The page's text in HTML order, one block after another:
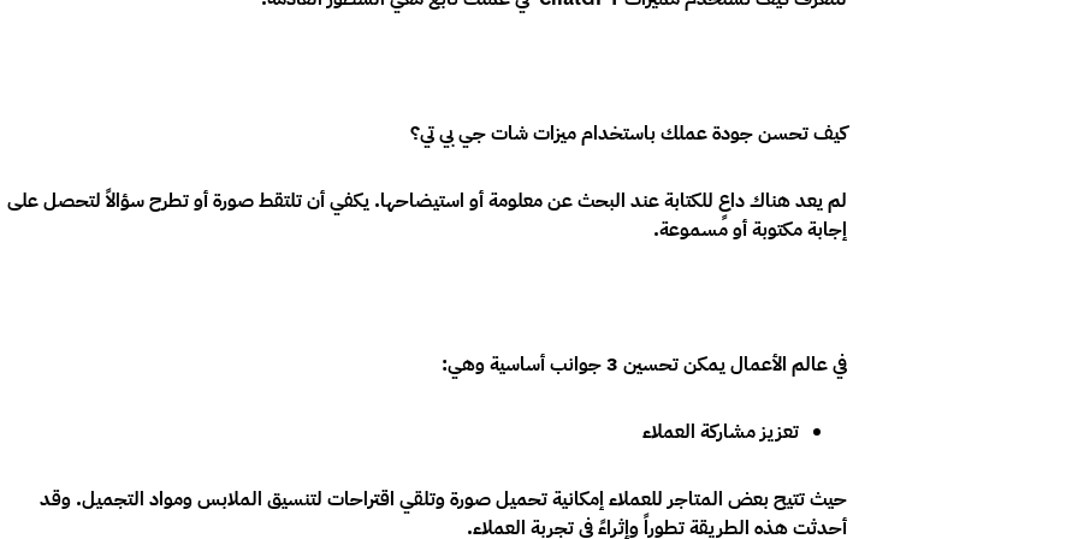
كيف تحسن جودة عملك باستخدام ميزات شات جي بي تي؟
لم يعد هناك داعٍ للكتابة عند البحث عن معلومة أو استيضاحها. يكفي أن تلتقط صورة أو تطرح سؤالاً لتحصل على
إجابة مكتوبة أو مسموعة.
في عالم الأعمال يمكن تحسين 3 جوانب أساسية وهي:
تعزيز مشاركة العملاء
حيث تتيح بعض المتاجر للعملاء إمكانية تحميل صورة وتلقي اقتراحات لتنسيق الملابس ومواد التجميل. وقد
أحدثت هذه الطريقة تطوراً وإثراءً في تجربة العملاء.